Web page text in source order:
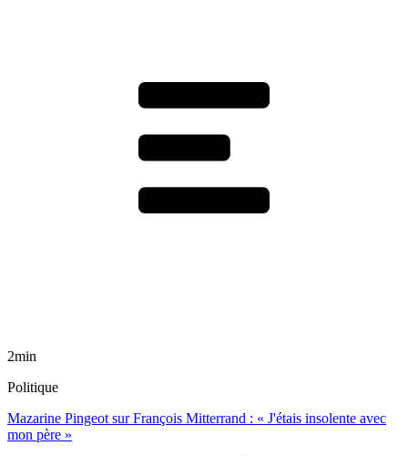
2min
Politique
Mazarine Pingeot sur François Mitterrand : « J'étais insolente avec
mon père »